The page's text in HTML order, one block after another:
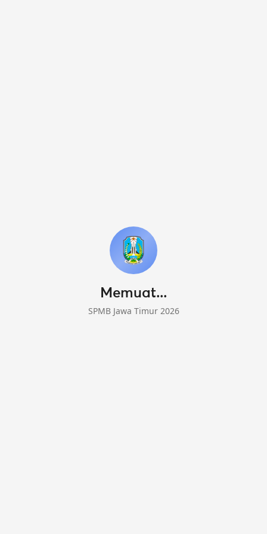
Memuat...
SPMB Jawa Timur 2026